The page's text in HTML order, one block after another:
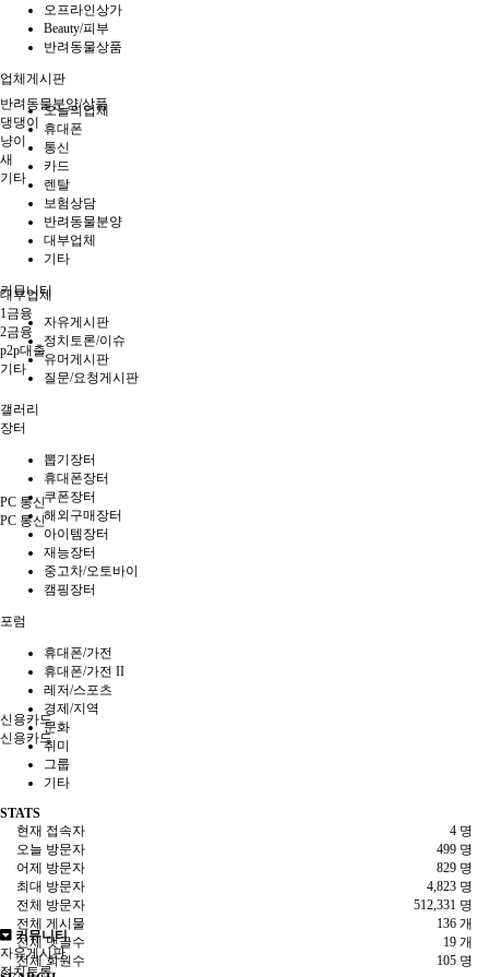
반려동물분양/상품
댕댕이
냥이
새
기타
대부업체
1금융
2금융
p2p대출
기타
PC 통신
PC 통신
신용카드
신용카드
커뮤니티
자유게시판
정치토론
오프라인상가
Beauty/피부
반려동물상품
업체게시판
오늘의업체
휴대폰
통신
카드
렌탈
보험상담
반려동물분양
대부업체
기타
커뮤니티
자유게시판
정치토론/이슈
유머게시판
질문/요청게시판
갤러리
장터
뽑기장터
휴대폰장터
쿠폰장터
해외구매장터
아이템장터
재능장터
중고차/오토바이
캠핑장터
포럼
휴대폰/가전
휴대폰/가전 II
레저/스포츠
경제/지역
문화
취미
그룹
기타
STATS
4 명
현재 접속자
499 명
오늘 방문자
829 명
어제 방문자
4,823 명
최대 방문자
512,331 명
전체 방문자
136 개
전체 게시물
19 개
전체 댓글수
105 명
전체 회원수